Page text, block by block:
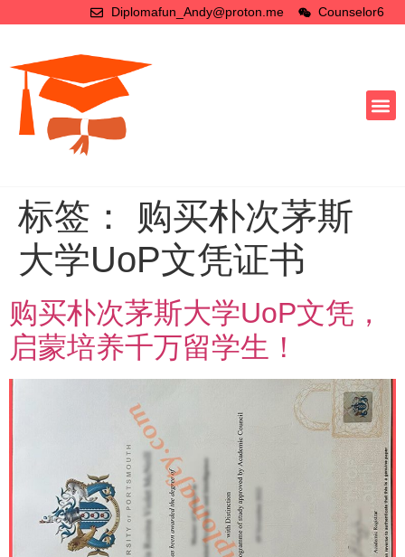
Diplomafun_Andy@proton.me Counselor6
标签： 购买朴次茅斯
大学UoP文凭证书
购买朴次茅斯大学UoP文凭，
启蒙培养千万留学生！